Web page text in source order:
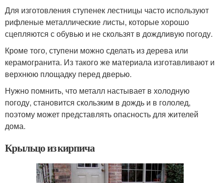
Для изготовления ступенек лестницы часто используют
рифленые металлические листы, которые хорошо
сцепляются с обувью и не скользят в дождливую погоду.
Кроме того, ступени можно сделать из дерева или
керамогранита. Из такого же материала изготавливают и
верхнюю площадку перед дверью.
Нужно помнить, что металл настывает в холодную
погоду, становится скользким в дождь и в гололед,
поэтому может представлять опасность для жителей
дома.
Крыльцо из кирпича